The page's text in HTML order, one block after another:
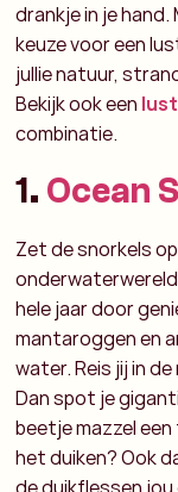
drankje in je hand.
keuze voor een
jullie natuur,
Bekijk ook een
combinatie.
1. Ocean
Zet de snorkels
hele jaar door
mantaroggen en
water. Reis jij in
Dan spot je
beetje mazzel
het duiken? Ook